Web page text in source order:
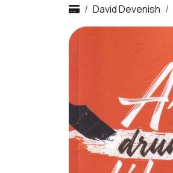
David Devenish